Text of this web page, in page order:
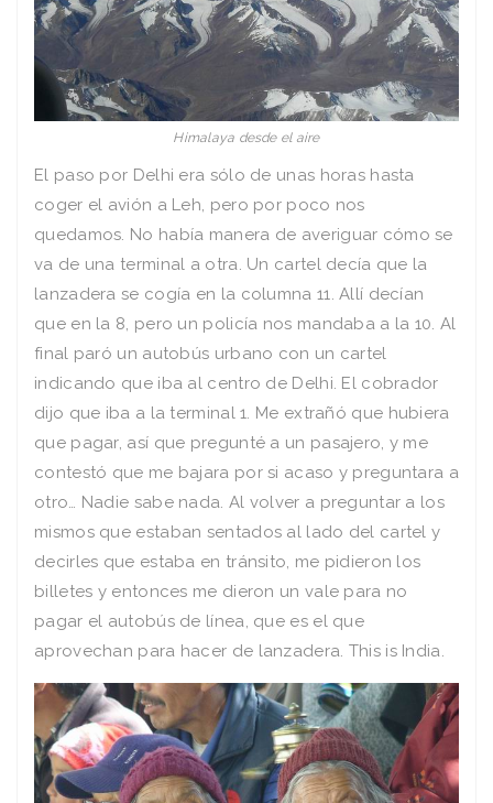
Himalaya desde el aire
El paso por Delhi era sólo de unas horas hasta
coger el avión a Leh, pero por poco nos
quedamos. No había manera de averiguar cómo se
va de una terminal a otra. Un cartel decía que la
lanzadera se cogía en la columna 11. Allí decían
que en la 8, pero un policía nos mandaba a la 10. Al
final paró un autobús urbano con un cartel
indicando que iba al centro de Delhi. El cobrador
dijo que iba a la terminal 1. Me extrañó que hubiera
que pagar, así que pregunté a un pasajero, y me
contestó que me bajara por si acaso y preguntara a
otro… Nadie sabe nada. Al volver a preguntar a los
mismos que estaban sentados al lado del cartel y
decirles que estaba en tránsito, me pidieron los
billetes y entonces me dieron un vale para no
pagar el autobús de línea, que es el que
aprovechan para hacer de lanzadera. This is India.